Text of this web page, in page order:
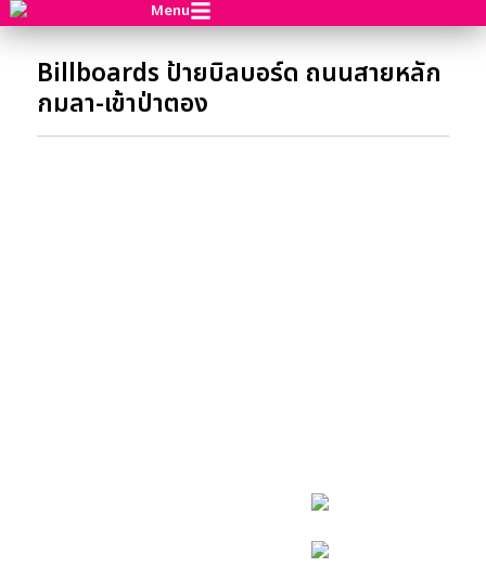
Menu
Billboards ป้ายบิลบอร์ด ถนนสายหลัก
กมลา-เข้าป่าตอง